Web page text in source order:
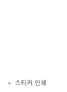
« 스티커 인쇄